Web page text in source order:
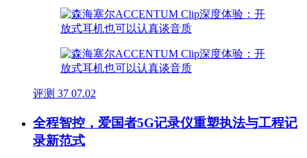
评测 37 07.02
全程智控，爱国者5G记录仪重塑执法与工程记
录新范式